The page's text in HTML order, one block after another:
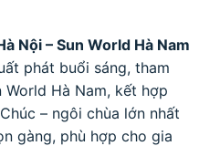
Nội – Sun World Hà Nam
phát buổi sáng, tham
Hà Nam, kết hợp
– ngôi chùa lớn nhất
gàng, phù hợp cho gia